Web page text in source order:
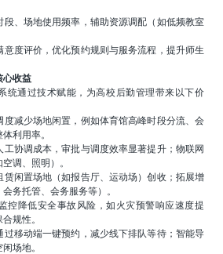
段、场地使用频率，辅助资源调配（如低频教室
意度评价，优化预约规则与服务流程，提升师生
心收益
统通过技术赋能，为高校后勤管理带来以下价
度减少场地闲置，例如体育馆高峰时段分流、会
利用率。
协调成本，审批与调度效率显著提升；物联网
调、照明）。
赁闲置场地（如报告厅、运动场）创收；拓展增
务托管、会务服务等）。
控降低安全事故风险，如火灾预警响应速度提
规性。
过移动端一键预约，减少线下排队等待；智能导
场地。